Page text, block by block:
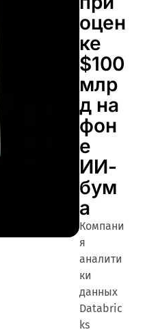
оцен
ке
$100
млр
д на
фон
е
ИИ-
бум
а
Компани
я
аналити
ки
данных
Databric
ks